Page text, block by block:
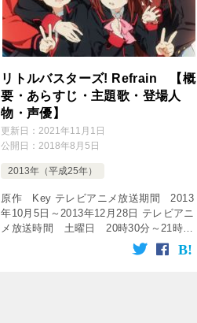
リトルバスターズ! Refrain 【概
要・あらすじ・主題歌・登場人
物・声優】
更新日：2021年11月1日
公開日：2018年8月5日
2013年（平成25年）
原作 Key テレビアニメ放送期間 2013
年10月5日～2013年12月28日 テレビアニ
メ放送時間 土曜日 20時30分～21時00
分 放送局 AT-X 話数 全13話